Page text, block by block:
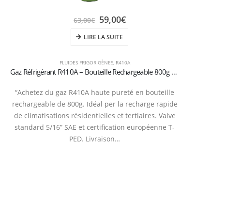
FLUIDES FRIGORIGÈNES, R410A
Gaz Réfrigérant R410A – Bouteille Rechargeable 800g – Pour Climatisation – Valve 5/16″ SAE (Certifiée T-PED)
“Achetez du gaz R410A haute pureté en bouteille
rechargeable de 800g. Idéal per la recharge rapide
de climatisations résidentielles et tertiaires. Valve
standard 5/16” SAE et certification européenne T-
PED. Livraison…
63,00€ 59,00€
LIRE LA SUITE